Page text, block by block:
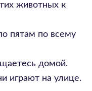
животных к
пятам по всему
домой.
играют на улице.